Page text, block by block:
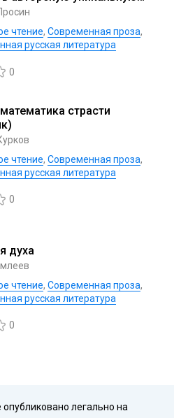
чтение, Современная проза,
русская литература
0
страсти
чтение, Современная проза,
русская литература
0
духа
чтение, Современная проза,
русская литература
0
легально на